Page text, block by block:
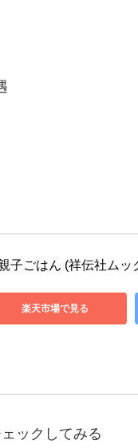
子ごはん (祥伝社ムッ
楽天市場で見る
ックしてみる